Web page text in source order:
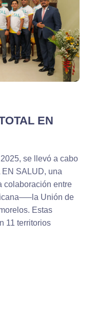
EN
se llevó a cabo
EN SALUD, una
colaboración entre
Unión de
Estas
11 territorios